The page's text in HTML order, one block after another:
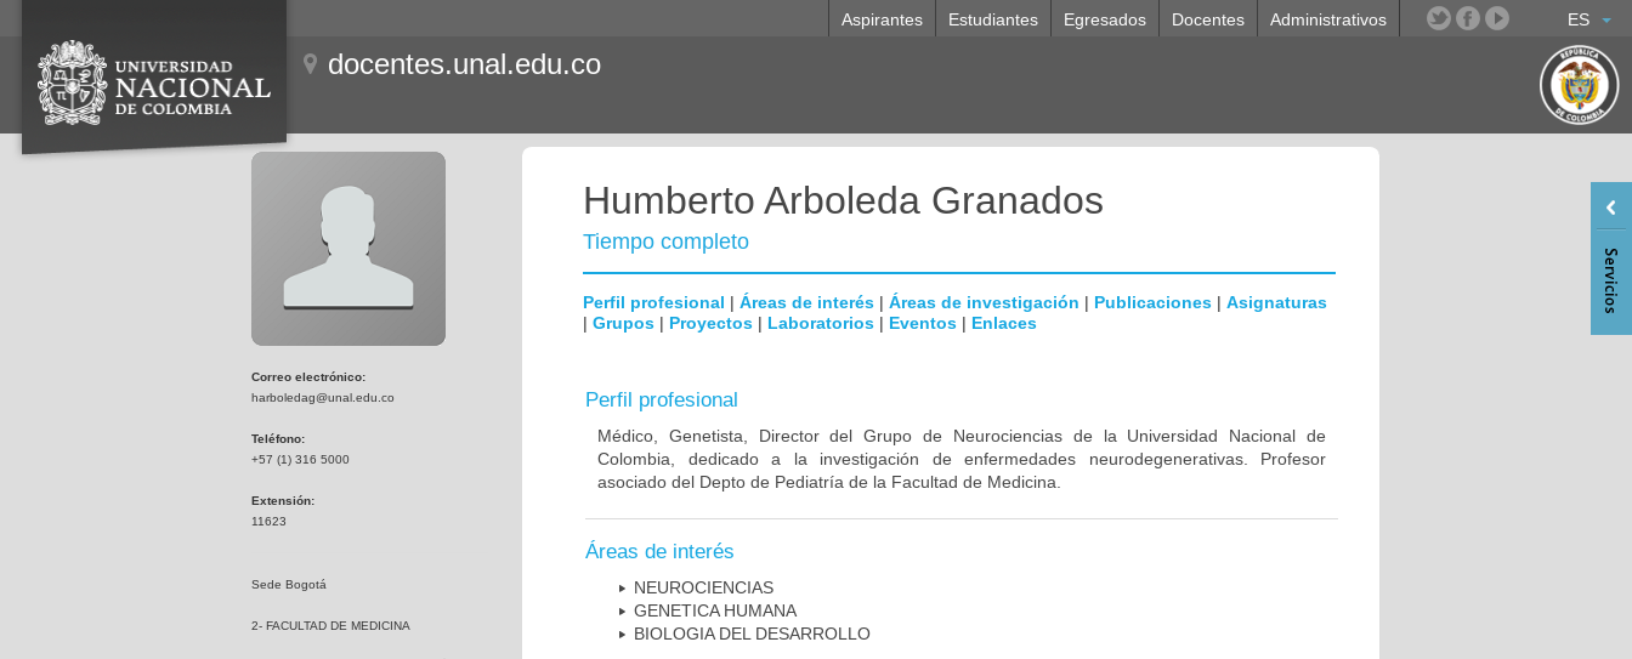
ES
Aspirantes Estudiantes Egresados Docentes Administrativos
docentes.unal.edu.co
Correo electrónico:
harboledag@unal.edu.co
Teléfono:
+57 (1) 316 5000
Extensión:
11623
Sede Bogotá
2- FACULTAD DE MEDICINA
Humberto Arboleda Granados
Tiempo completo
Perfil profesional | Áreas de interés | Áreas de investigación | Publicaciones | Asignaturas
| Grupos | Proyectos | Laboratorios | Eventos | Enlaces
Perfil profesional
Médico, Genetista, Director del Grupo de Neurociencias de la Universidad Nacional de
Colombia, dedicado a la investigación de enfermedades neurodegenerativas. Profesor
asociado del Depto de Pediatría de la Facultad de Medicina.
Áreas de interés
NEUROCIENCIAS
GENETICA HUMANA
BIOLOGIA DEL DESARROLLO